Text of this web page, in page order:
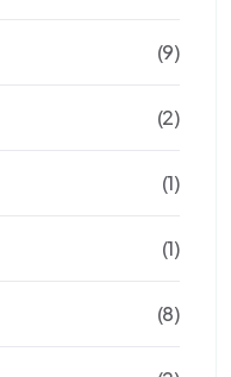
(9)
(2)
(1)
(1)
(8)